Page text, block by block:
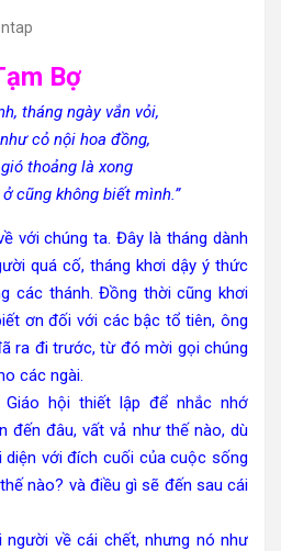
Bợ
tháng ngày vắn vỏi,
cỏ nội hoa đồng,
thoảng là xong
cũng không biết mình.”
với chúng ta. Đây là tháng dành
quá cố, tháng khơi dậy ý thức
các thánh. Đồng thời cũng khơi
ơn đối với các bậc tổ tiên, ông
ra đi trước, từ đó mời gọi chúng
các ngài.
hội thiết lập để nhắc nhớ
đến đâu, vất vả như thế nào, dù
diện với đích cuối của cuộc sống
nào? và điều gì sẽ đến sau cái
người về cái chết, nhưng nó như